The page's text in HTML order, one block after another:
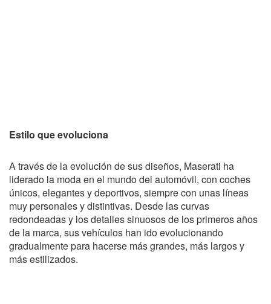
Estilo que evoluciona
A través de la evolución de sus diseños, Maserati ha
liderado la moda en el mundo del automóvil, con coches
únicos, elegantes y deportivos, siempre con unas líneas
muy personales y distintivas. Desde las curvas
redondeadas y los detalles sinuosos de los primeros años
de la marca, sus vehículos han ido evolucionando
gradualmente para hacerse más grandes, más largos y
más estilizados.